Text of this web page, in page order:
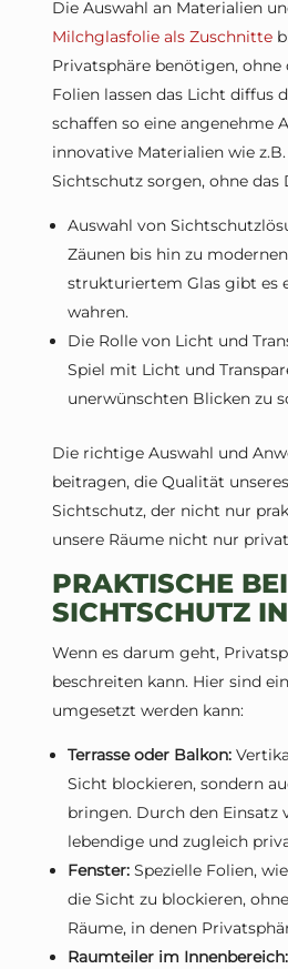
Die Auswahl an Materialien
Milchglasfolie als Zuschnitte
Privatsphäre benötigen,
Folien lassen das Licht diffus
schaffen so eine angenehme
innovative Materialien wie
Sichtschutz sorgen, ohne das
Auswahl von
Zäunen bis hin zu
strukturiertem Glas gibt es
wahren.
Die Rolle von Licht und
Spiel mit Licht und
unerwünschten Blicken zu
Die richtige Auswahl und
beitragen, die Qualität
Sichtschutz, der nicht nur
unsere Räume nicht nur
PRAKTISCHE
SICHTSCHUTZ
Wenn es darum geht,
beschreiten kann. Hier sind
umgesetzt werden kann:
Terrasse oder Balkon:
Sicht blockieren, sondern
bringen. Durch den Einsatz
lebendige und zugleich
Fenster: Spezielle Folien,
die Sicht zu blockieren,
Räume, in denen
Raumteiler im Innenbereich: